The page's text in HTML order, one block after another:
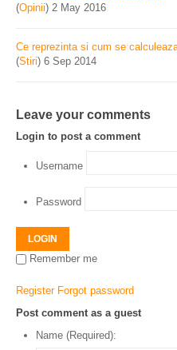
(Opinii) 2 May 2016
Ce reprezinta si cum se
(Stiri) 6 Sep 2014
Leave your comments
Login to post a comment
Username
Password
LOGIN
Remember me
Register Forgot password
Post comment as a guest
Name (Required):